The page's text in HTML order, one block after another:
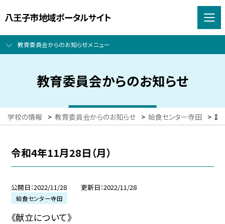
八王子市地域ポータルサイト
教育委員会からのお知らせメニュー
教育委員会からのお知らせ
学校の情報 > 教育委員会からのお知らせ > 給食センター寺田 > 詳
令和4年11月28日（月）
公開日 2022/11/28 更新日 2022/11/28
給食センター寺田
《献立について》